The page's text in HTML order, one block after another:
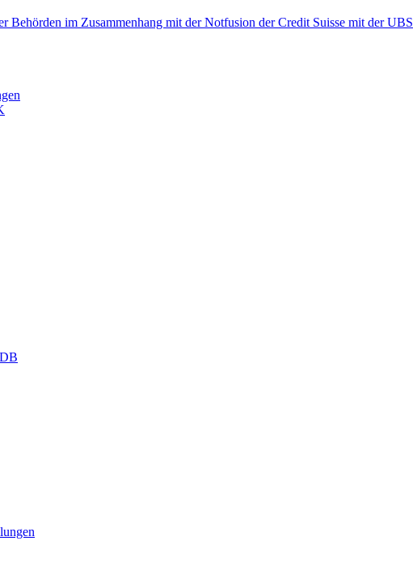
Behörden im Zusammenhang mit der Notfusion der Credit Suisse mit der UBS